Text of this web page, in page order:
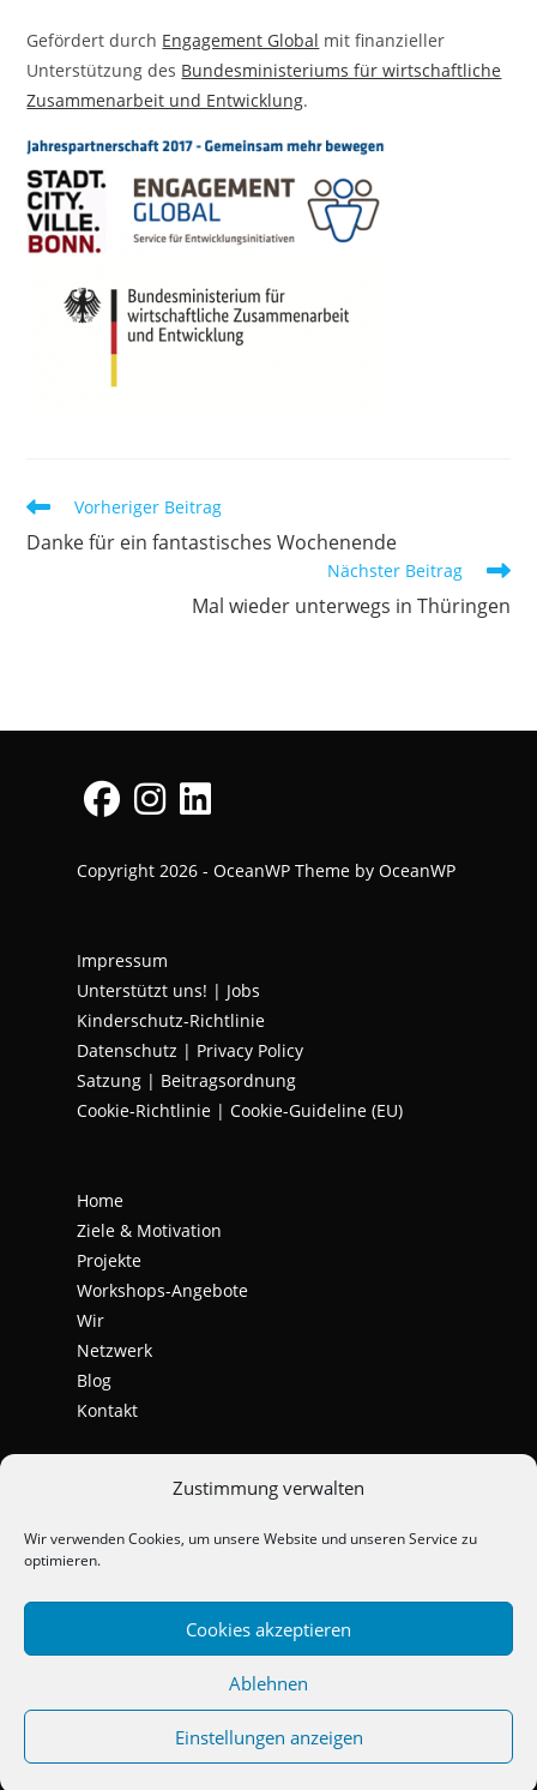
Zustimmung verwalten
Wir verwenden Cookies, um unsere Website und unseren Service zu
optimieren.
Cookies akzeptieren
Ablehnen
Einstellungen anzeigen
Gefördert durch Engagement Global mit finanzieller
Unterstützung des Bundesministeriums für wirtschaftliche
Zusammenarbeit und Entwicklung.
Weitere
Artikel
ansehen
Vorheriger Beitrag
Danke für ein fantastisches Wochenende
Nächster Beitrag
Mal wieder unterwegs in Thüringen
in
tab
in
tab
in
Copyright 2026 - OceanWP Theme by OceanWP
Impressum
Unterstützt uns! | Jobs
Kinderschutz-Richtlinie
Datenschutz | Privacy Policy
Satzung | Beitragsordnung
Cookie-Richtlinie | Cookie-Guideline (EU)
Home
Ziele & Motivation
Projekte
Workshops-Angebote
Wir
Netzwerk
Blog
Kontakt